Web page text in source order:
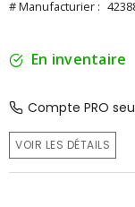
# Manufacturier :
En inventaire
Compte PRO
VOIR LES DÉTAILS